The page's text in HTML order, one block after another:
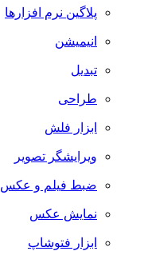
پلاگین نرم افزارها
انیمیشن
تبدیل
طراحی
ابزار فلش
ویرایشگر تصویر
ضبط فيلم و عكس
نمایش عکس
ابزار فتوشاپ